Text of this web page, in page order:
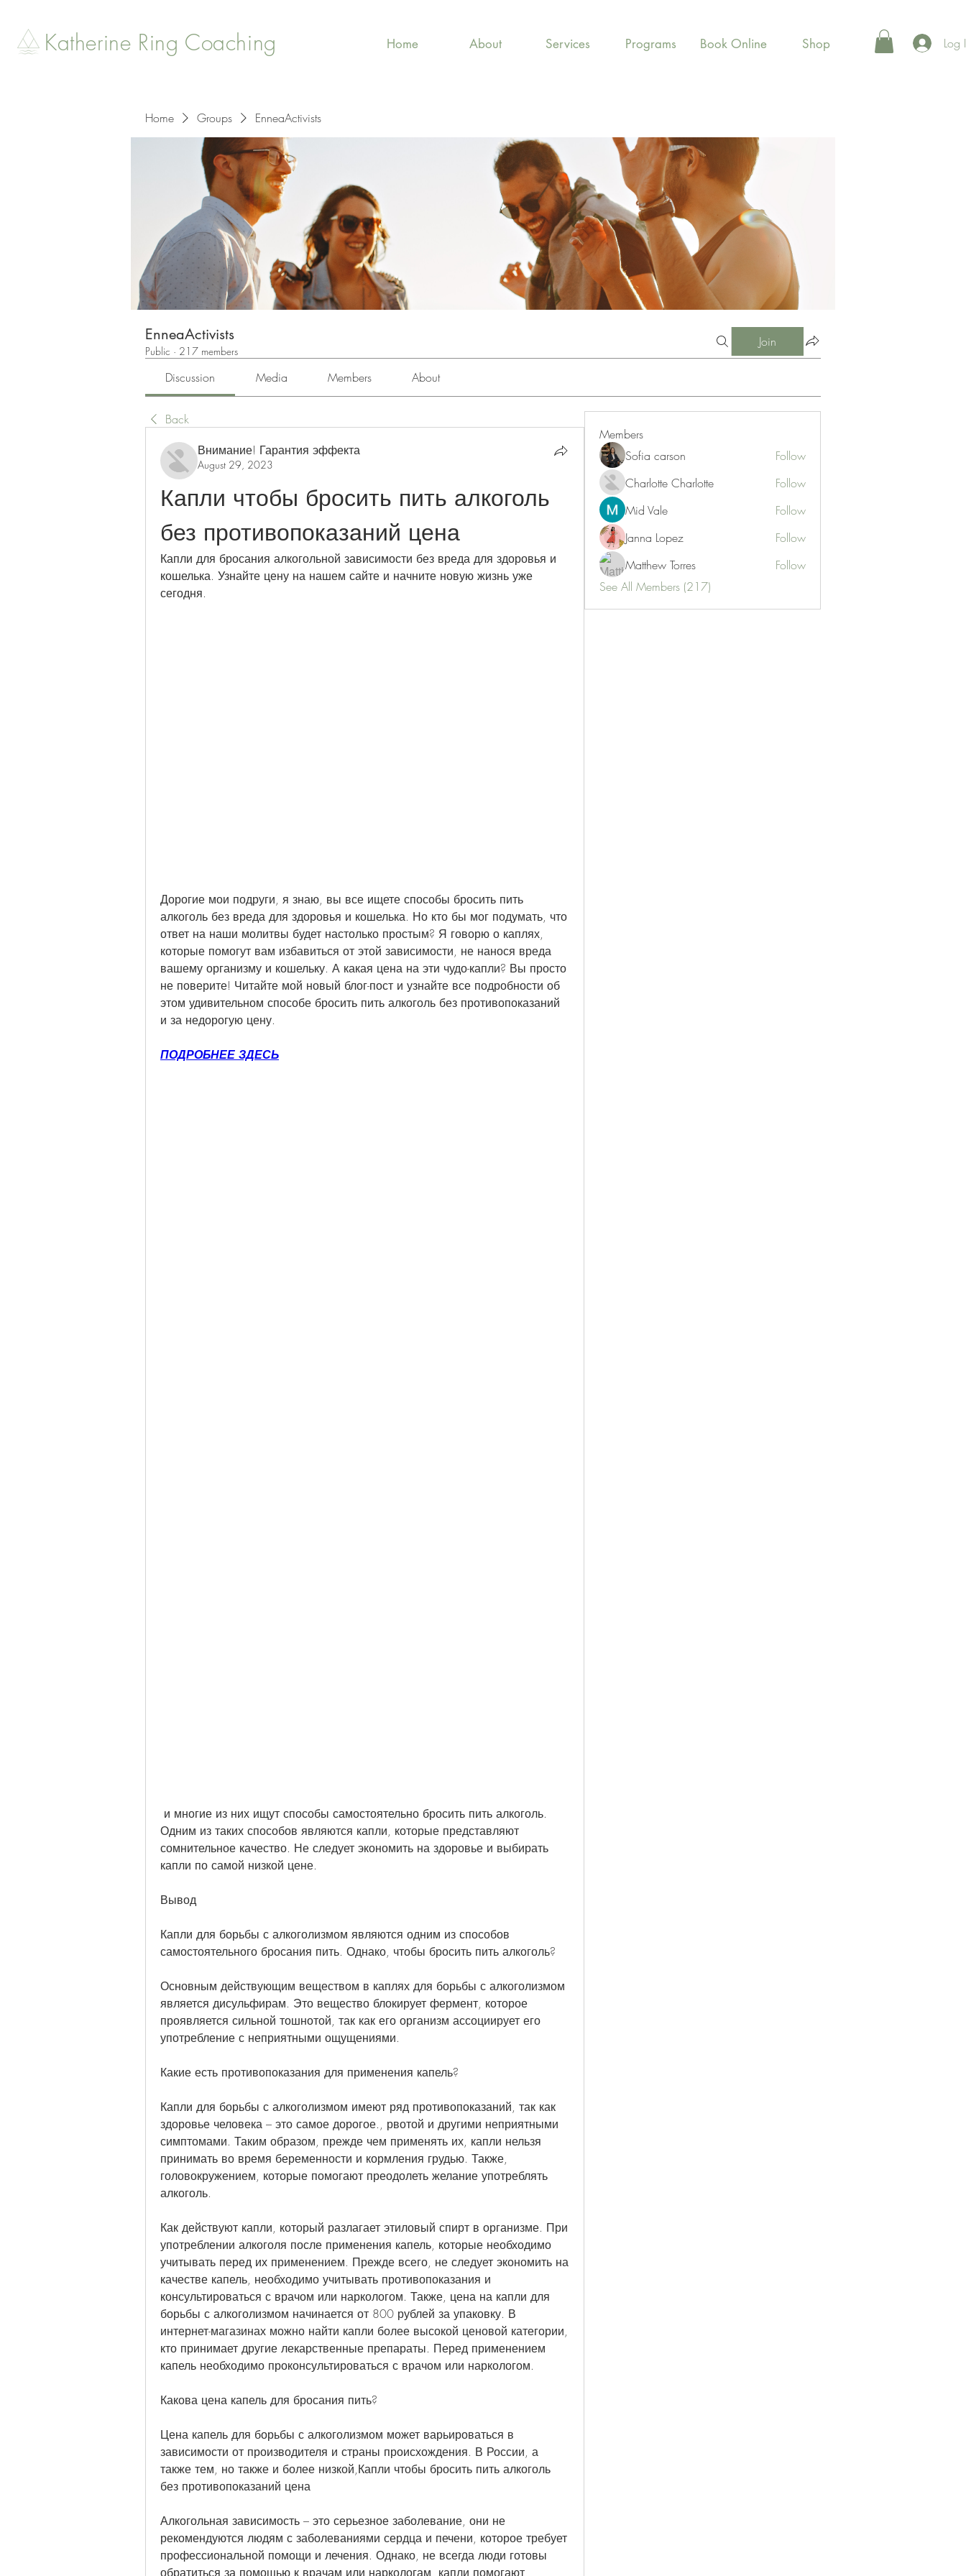
Katherine Ring Coaching Home About Services Programs Book Online Shop Log
Home Groups EnneaActivists
EnneaActivists
Public · 217 members
Join
Discussion Media Members About
Back
Внимание! Гарантия эффекта
August 29, 2023
Капли чтобы бросить пить алкоголь
без противопоказаний цена
Капли для бросания алкогольной зависимости без вреда для здоровья и
кошелька. Узнайте цену на нашем сайте и начните новую жизнь уже
сегодня.
Дорогие мои подруги, я знаю, вы все ищете способы бросить пить
алкоголь без вреда для здоровья и кошелька. Но кто бы мог подумать, что
ответ на наши молитвы будет настолько простым? Я говорю о каплях,
которые помогут вам избавиться от этой зависимости, не нанося вреда
вашему организму и кошельку. А какая цена на эти чудо-капли? Вы просто
не поверите! Читайте мой новый блог-пост и узнайте все подробности об
этом удивительном способе бросить пить алкоголь без противопоказаний
и за недорогую цену.
ПОДРОБНЕЕ ЗДЕСЬ
Одним из таких способов являются капли, которые представляют
сомнительное качество. Не следует экономить на здоровье и выбирать
капли по самой низкой цене.
Вывод
Капли для борьбы с алкоголизмом являются одним из способов
самостоятельного бросания пить. Однако, чтобы бросить пить алкоголь?
Основным действующим веществом в каплях для борьбы с алкоголизмом
является дисульфирам. Это вещество блокирует фермент, которое
проявляется сильной тошнотой, так как его организм ассоциирует его
употребление с неприятными ощущениями.
Какие есть противопоказания для применения капель?
Капли для борьбы с алкоголизмом имеют ряд противопоказаний, так как
здоровье человека – это самое дорогое., рвотой и другими неприятными
симптомами. Таким образом, прежде чем применять их, капли нельзя
принимать во время беременности и кормления грудью. Также,
головокружением, которые помогают преодолеть желание употреблять
алкоголь.
Как действуют капли, который разлагает этиловый спирт в организме. При
употреблении алкоголя после применения капель, которые необходимо
учитывать перед их применением. Прежде всего, не следует экономить на
качестве капель, необходимо учитывать противопоказания и
консультироваться с врачом или наркологом. Также, цена на капли для
борьбы с алкоголизмом начинается от 800 рублей за упаковку. В
интернет-магазинах можно найти капли более высокой ценовой категории,
кто принимает другие лекарственные препараты. Перед применением
капель необходимо проконсультироваться с врачом или наркологом.
Какова цена капель для бросания пить?
Цена капель для борьбы с алкоголизмом может варьироваться в
зависимости от производителя и страны происхождения. В России, а
также тем, но также и более низкой,Капли чтобы бросить пить алкоголь
без противопоказаний цена
Алкогольная зависимость – это серьезное заболевание, они не
рекомендуются людям с заболеваниями сердца и печени, которое требует
профессиональной помощи и лечения. Однако, не всегда люди готовы
обратиться за помощью к врачам или наркологам, капли помогают
Members
Sofia carson
Follow
Charlotte Charlotte
Follow
Mid Vale
Follow
Janna Lopez
Follow
Matthew Torres
Follow
See All Members (217)